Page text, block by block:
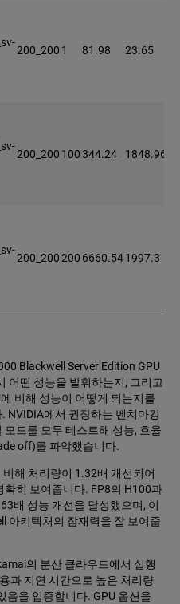
200_200 1 81.98 23.65
200_200 100344.24 1848.96
200_200200 6660.541997.3
Blackwell Server Edition GPU
어떤 성능을 발휘하는지, 그리고
비해 성능이 어떻게 되는지를
NVIDIA에서 권장하는 벤치마킹
드를 모두 테스트해 성능, 효율
off)를 파악했습니다.
해 처리량이 1.32배 개선되어
히 보여줍니다. FP8의 H100과
배 성능 개선을 달성했으며, 이
아키텍처의 잠재력을 잘 보여줍
의 분산 클라우드에서 실행
과 지연 시간으로 높은 처리량
음을 입증합니다. GPU 옵션을